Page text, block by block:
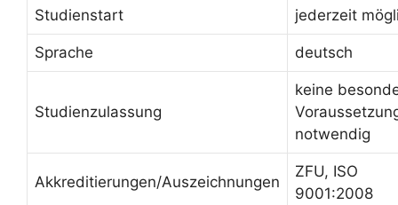
Studienstart jederzeit
Sprache deutsch
Studienzulassung
keine
notwendig
Akkreditierungen/Auszeichnungen
ZFU, ISO
9001:2008